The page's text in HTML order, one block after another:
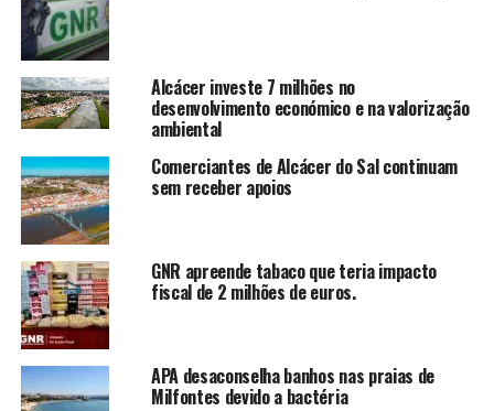
Alcácer investe 7 milhões no
desenvolvimento económico e na valorização
ambiental
Comerciantes de Alcácer do Sal continuam
sem receber apoios
GNR apreende tabaco que teria impacto
fiscal de 2 milhões de euros.
APA desaconselha banhos nas praias de
Milfontes devido a bactéria